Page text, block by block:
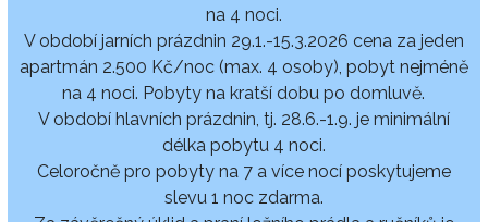
na 4 noci.
V období jarních prázdnin 29.1.-15.3.2026 cena za jeden
apartmán 2.500 Kč/noc (max. 4 osoby), pobyt nejméně
na 4 noci. Pobyty na kratší dobu po domluvě.
V období hlavních prázdnin, tj. 28.6.-1.9. je minimální
délka pobytu 4 noci.
Celoročně pro pobyty na 7 a více nocí poskytujeme
slevu 1 noc zdarma.